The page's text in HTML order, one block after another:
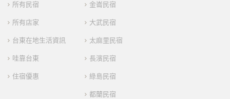
所有民宿
所有店家
台東在地生活資訊
哇靠台東
住宿優惠
金崙民宿
大武民宿
太麻里民宿
長濱民宿
綠島民宿
都蘭民宿